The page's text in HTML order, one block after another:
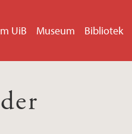
UiB Museum Bibliotek